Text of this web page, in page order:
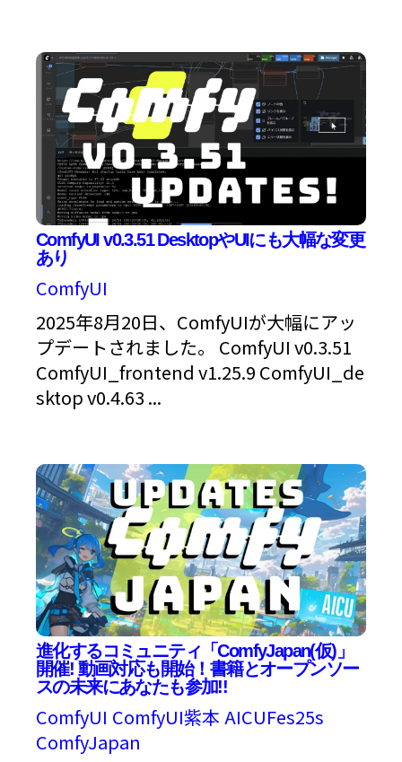
ComfyUI v0.3.51 DesktopやUIにも大幅な変更
あり
ComfyUI
2025年8月20日、ComfyUIが大幅にアッ
プデートされました。 ComfyUI v0.3.51
ComfyUI_frontend v1.25.9 ComfyUI_de
sktop v0.4.63 ...
進化するコミュニティ「ComfyJapan(仮)」
開催! 動画対応も開始！書籍とオープンソー
スの未来にあなたも参加!!
ComfyUI ComfyUI紫本 AICUFes25s
ComfyJapan